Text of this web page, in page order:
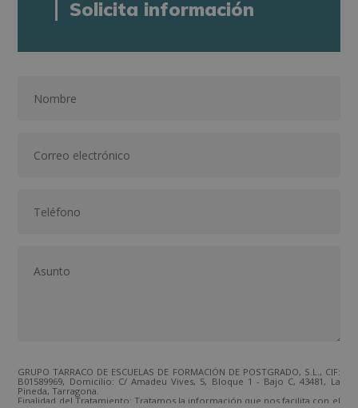
Solicita información
GRUPO TARRACO DE ESCUELAS DE FORMACIÓN DE POSTGRADO, S.L., CIF:
B01589969, Domicilio: C/ Amadeu Vives, 5, Bloque 1 - Bajo C, 43481, La
Pineda, Tarragona.
Finalidad del Tratamiento: Tratamos la información que nos facilita con el